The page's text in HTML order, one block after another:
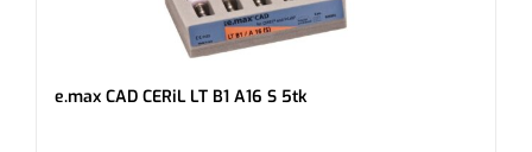
e.max CAD CERiL LT B1 A16 S 5tk